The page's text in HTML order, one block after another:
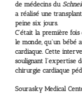
de médecins du
a réalisé une
peine six jours.
C’était la première
le monde, qu’un bébé
cardiaque. Cette
soulignant l’expertise
chirurgie cardiaque
Sourasky Medical